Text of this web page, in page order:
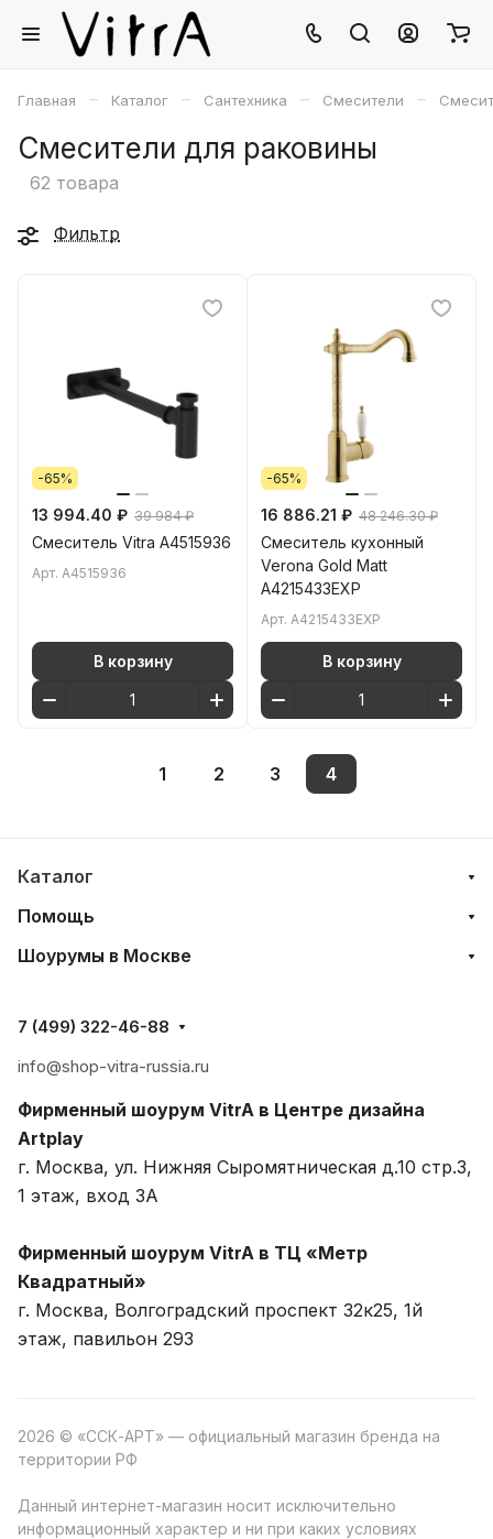
Главная – Каталог – Сантехника – Смесители –
Смесители для раковины
62 товара
Фильтр
-65%
13 994.40 ₽ 39 984 ₽
Смеситель Vitra A4515936
Арт. A4515936
В корзину
-65%
16 886.21 ₽ 48 246.30 ₽
Смеситель кухонный
Verona Gold Matt
A4215433EXP
Арт. A4215433EXP
В корзину
1 2 3 4
Каталог
Помощь
Шоурумы в Москве
7 (499) 322-46-88
info@shop-vitra-russia.ru
Фирменный шоурум VitrA в Центре дизайна
Artplay
г. Москва, ул. Нижняя Сыромятническая д.10 стр.3,
1 этаж, вход 3A
Фирменный шоурум VitrA в ТЦ «Метр
Квадратный»
г. Москва, Волгоградский проспект 32к25, 1й
этаж, павильон 293
2026 © «ССК-АРТ» — официальный магазин бренда на
территории РФ
Данный интернет-магазин носит исключительно
информационный характер и ни при каких условиях